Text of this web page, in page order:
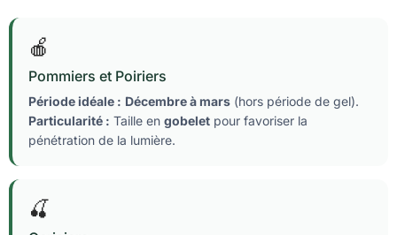
🍎
Pommiers et Poiriers
Période idéale : Décembre à mars (hors période de gel).
Particularité : Taille en gobelet pour favoriser la
pénétration de la lumière.
🍒